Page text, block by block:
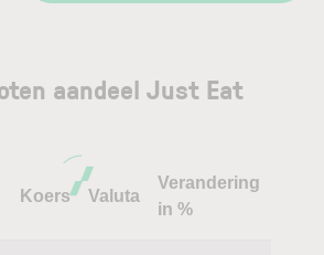
aandeel Just Eat
Koers Valuta
Verandering
in %